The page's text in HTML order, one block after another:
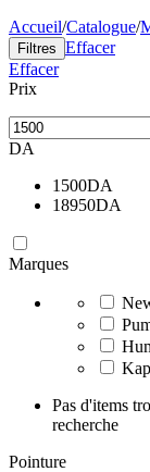
Accueil/Catalogue/
Filtres Effacer
Effacer
Prix
DA
1500DA
18950DA
Marques
Pas d'items
recherche
Pointure